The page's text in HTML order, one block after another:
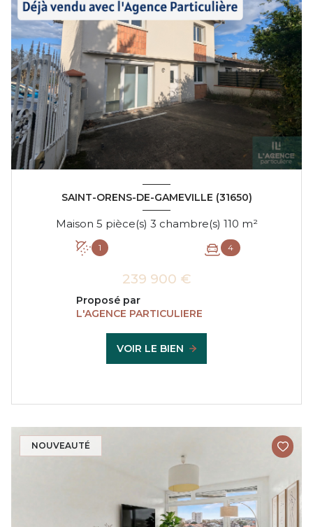
SAINT-ORENS-DE-GAMEVILLE (31650)
Maison 5 pièce(s) 3 chambre(s) 110 m²
1 4
239 900 €
Proposé par
L'AGENCE PARTICULIERE
VOIR LE BIEN
NOUVEAUTÉ